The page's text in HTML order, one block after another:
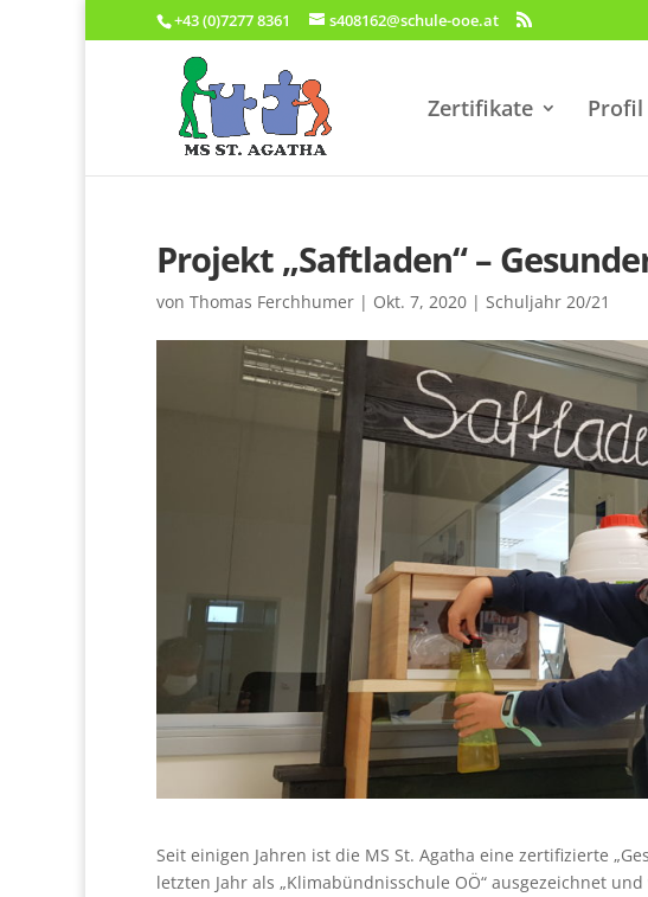
+43 (0)7277 8361 s408162@schule-ooe.at
Zertifikate Profil
Projekt „Saftladen“ –
von Thomas Ferchhumer | Okt. 7, 2020 | Schuljahr 20/21
Seit einigen Jahren ist die MS St. Agatha eine zertifizierte
letzten Jahr als „Klimabündnisschule OÖ“ ausgezeichnet